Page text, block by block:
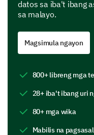
Flexibility of
Analyzing
can potentially
improved in our
Please add a
datos sa iba't ibang
sa malayo.
Magsimula ngayon
800+ libreng mga
28+ iba't ibang uri
80+ mga wika
Mabilis na